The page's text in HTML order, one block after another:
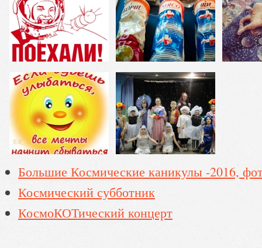
Большие Космические каникулы -2016,
Космический субботник
КосмоКОТический концерт